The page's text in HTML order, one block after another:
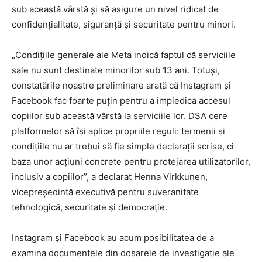
sub această vârstă și să asigure un nivel ridicat de
confidențialitate, siguranță și securitate pentru minori.
„Condițiile generale ale Meta indică faptul că serviciile
sale nu sunt destinate minorilor sub 13 ani. Totuși,
constatările noastre preliminare arată că Instagram și
Facebook fac foarte puțin pentru a împiedica accesul
copiilor sub această vârstă la serviciile lor. DSA cere
platformelor să își aplice propriile reguli: termenii și
condițiile nu ar trebui să fie simple declarații scrise, ci
baza unor acțiuni concrete pentru protejarea utilizatorilor,
inclusiv a copiilor”, a declarat Henna Virkkunen,
vicepreședintă executivă pentru suveranitate
tehnologică, securitate și democrație.
Instagram și Facebook au acum posibilitatea de a
examina documentele din dosarele de investigație ale